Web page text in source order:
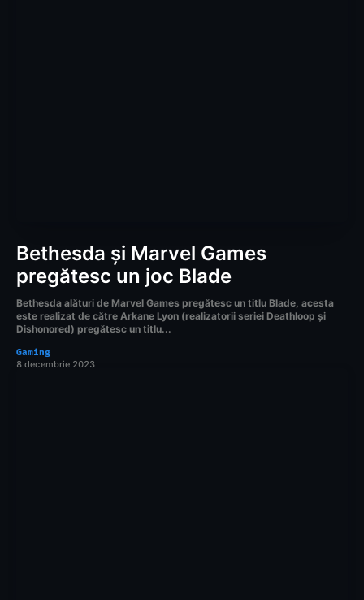
Bethesda și Marvel Games
pregătesc un joc Blade
Bethesda alături de Marvel Games pregătesc un titlu Blade, acesta
este realizat de către Arkane Lyon (realizatorii seriei Deathloop și
Dishonored) pregătesc un titlu...
Gaming
8 decembrie 2023